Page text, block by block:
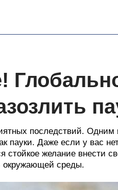
последствий. Одним
пауки. Даже если у вас
стойкое желание внести
окружающей среды.